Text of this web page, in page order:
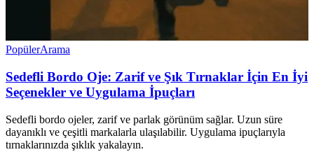
PopülerArama
Sedefli Bordo Oje: Zarif ve Şık Tırnaklar İçin En İyi
Seçenekler ve Uygulama İpuçları
Sedefli bordo ojeler, zarif ve parlak görünüm sağlar. Uzun süre
dayanıklı ve çeşitli markalarla ulaşılabilir. Uygulama ipuçlarıyla
tırnaklarınızda şıklık yakalayın.